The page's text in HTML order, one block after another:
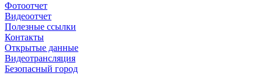
Фотоотчет
Видеоотчет
Полезные ссылки
Контакты
Открытые данные
Видеотрансляция
Безопасный город